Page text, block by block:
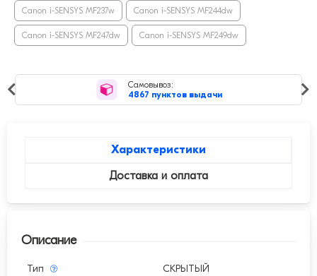
Canon i-SENSYS MF237w Canon i-SENSYS MF244dw
Canon i-SENSYS MF247dw Canon i-SENSYS MF249dw
Рейтинг
средняя
Характеристики
Доставка и оплата
Описание
Тип СКРЫТЫЙ